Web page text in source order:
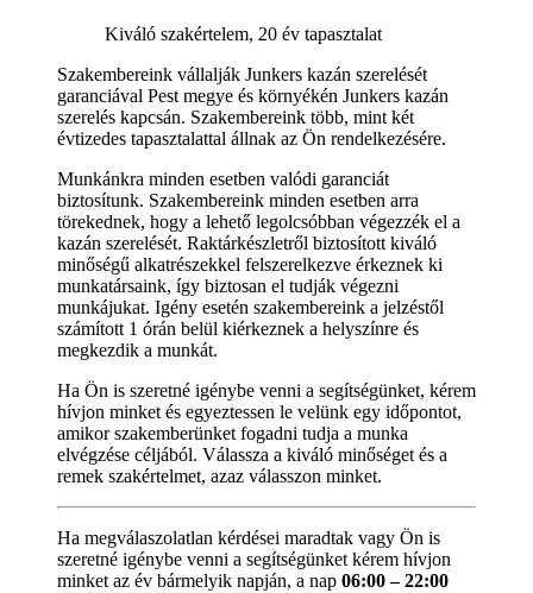
Kiváló szakértelem, 20 év tapasztalat
Szakembereink vállalják Junkers kazán szerelését
garanciával Pest megye és környékén Junkers kazán
szerelés kapcsán. Szakembereink több, mint két
évtizedes tapasztalattal állnak az Ön rendelkezésére.
Munkánkra minden esetben valódi garanciát
biztosítunk. Szakembereink minden esetben arra
törekednek, hogy a lehető legolcsóbban végezzék el a
kazán szerelését. Raktárkészletről biztosított kiváló
minőségű alkatrészekkel felszerelkezve érkeznek ki
munkatársaink, így biztosan el tudják végezni
munkájukat. Igény esetén szakembereink a jelzéstől
számított 1 órán belül kiérkeznek a helyszínre és
megkezdik a munkát.
Ha Ön is szeretné igénybe venni a segítségünket, kérem
hívjon minket és egyeztessen le velünk egy időpontot,
amikor szakemberünket fogadni tudja a munka
elvégzése céljából. Válassza a kiváló minőséget és a
remek szakértelmet, azaz válasszon minket.
Ha megválaszolatlan kérdései maradtak vagy Ön is
szeretné igénybe venni a segítségünket kérem hívjon
minket az év bármelyik napján, a nap 06:00 – 22:00